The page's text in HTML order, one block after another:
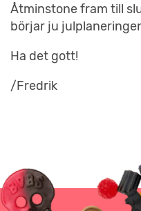
Åtminstone fram till
börjar ju
Ha det gott!
/Fredrik